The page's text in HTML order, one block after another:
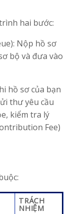
hai bước:
Nộp hồ sơ
bộ và đưa vào
hồ sơ của bạn
thư yêu cầu
kiểm tra lý
Fee)
TRÁCH
NHIỆM